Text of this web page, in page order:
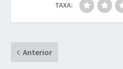
TAXA:
Anterior